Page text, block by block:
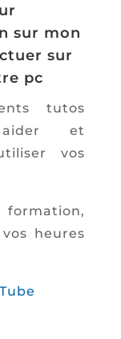
sur mon
sur
pc
tutos
et
vos
heures